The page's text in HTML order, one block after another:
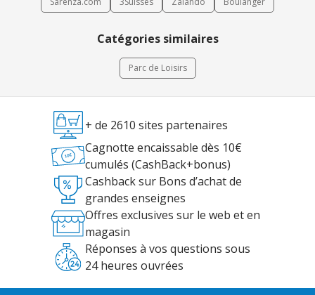
Catégories similaires
Parc de Loisirs
+ de 2610 sites partenaires
Cagnotte encaissable dès 10€
cumulés (CashBack+bonus)
Cashback sur Bons d’achat de
grandes enseignes
Offres exclusives sur le web et en
magasin
Réponses à vos questions sous
24 heures ouvrées